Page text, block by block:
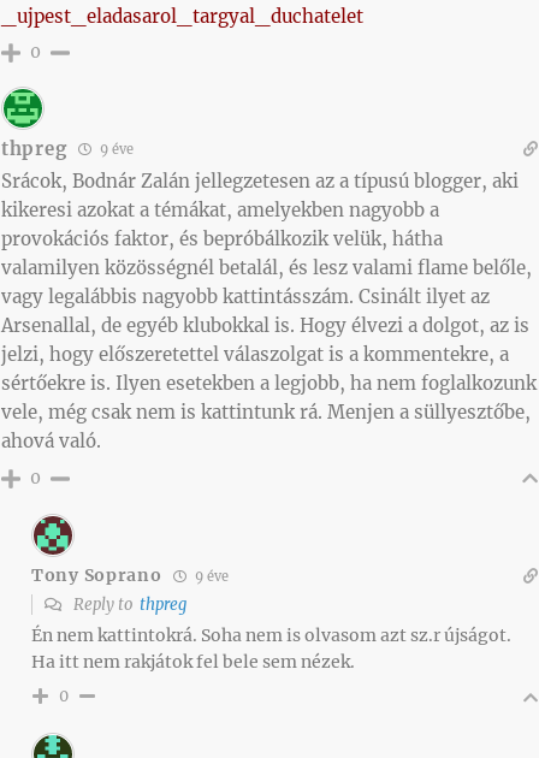
_ujpest_eladasarol_targyal_duchatelet
0
thpreg 9 éve
Srácok, Bodnár Zalán jellegzetesen az a típusú blogger, aki
kikeresi azokat a témákat, amelyekben nagyobb a
provokációs faktor, és bepróbálkozik velük, hátha
valamilyen közösségnél betalál, és lesz valami flame belőle,
vagy legalábbis nagyobb kattintásszám. Csinált ilyet az
Arsenallal, de egyéb klubokkal is. Hogy élvezi a dolgot, az is
jelzi, hogy előszeretettel válaszolgat is a kommentekre, a
sértőekre is. Ilyen esetekben a legjobb, ha nem foglalkozunk
vele, még csak nem is kattintunk rá. Menjen a süllyesztőbe,
ahová való.
0
Tony Soprano 9 éve
Reply to thpreg
Én nem kattintokrá. Soha nem is olvasom azt sz.r újságot.
Ha itt nem rakjátok fel bele sem nézek.
0